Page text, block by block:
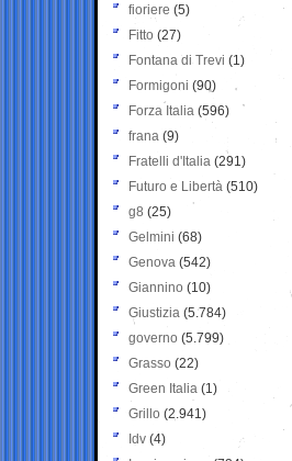
fioriere (5)
Fitto (27)
Fontana di Trevi (1)
Formigoni (90)
Forza Italia (596)
frana (9)
Fratelli d'Italia (291)
Futuro e Libertà (510)
g8 (25)
Gelmini (68)
Genova (542)
Giannino (10)
Giustizia (5.784)
governo (5.799)
Grasso (22)
Green Italia (1)
Grillo (2.941)
Idv (4)